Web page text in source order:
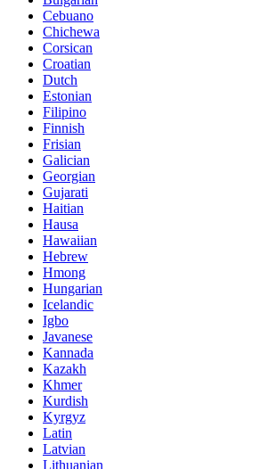
Cebuano
Chichewa
Corsican
Croatian
Dutch
Estonian
Filipino
Finnish
Frisian
Galician
Georgian
Gujarati
Haitian
Hausa
Hawaiian
Hebrew
Hmong
Hungarian
Icelandic
Igbo
Javanese
Kannada
Kazakh
Khmer
Kurdish
Kyrgyz
Latin
Latvian
Lithuanian